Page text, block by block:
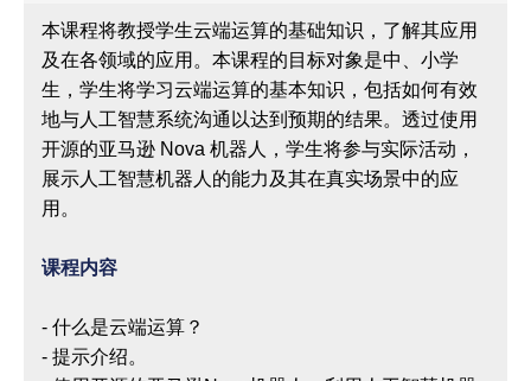
本课程将教授学生云端运算的基础知识，了解其应用
及在各领域的应用。本课程的目标对象是中、小学
生，学生将学习云端运算的基本知识，包括如何有效
地与人工智慧系统沟通以达到预期的结果。透过使用
开源的亚马逊 Nova 机器人，学生将参与实际活动，
展示人工智慧机器人的能力及其在真实场景中的应
用。
课程内容
- 什么是云端运算？
- 提示介绍。